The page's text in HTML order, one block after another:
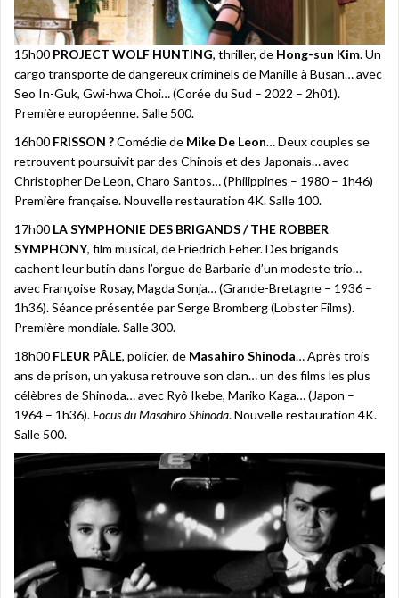
15h00 PROJECT WOLF HUNTING, thriller, de Hong-sun Kim. Un
cargo transporte de dangereux criminels de Manille à Busan… avec
Seo In-Guk, Gwi-hwa Choi… (Corée du Sud – 2022 – 2h01).
Première européenne. Salle 500.
16h00 FRISSON ?Comédie de Mike De Leon… Deux couples se
retrouvent poursuivit par des Chinois et des Japonais… avec
Christopher De Leon, Charo Santos… (Philippines – 1980 – 1h46)
Première française. Nouvelle restauration 4K. Salle 100.
17h00 LA SYMPHONIE DES BRIGANDS / THE ROBBER
SYMPHONY, film musical, de Friedrich Feher. Des brigands
cachent leur butin dans l’orgue de Barbarie d’un modeste trio…
avec Françoise Rosay, Magda Sonja… (Grande-Bretagne – 1936 –
1h36). Séance présentée par Serge Bromberg (Lobster Films).
Première mondiale. Salle 300.
18h00 FLEUR PÂLE, policier, de Masahiro Shinoda… Après trois
ans de prison, un yakusa retrouve son clan… un des films les plus
célèbres de Shinoda… avec Ryô Ikebe, Mariko Kaga… (Japon –
1964 – 1h36).Focus du Masahiro Shinoda. Nouvelle restauration 4K.
Salle 500.